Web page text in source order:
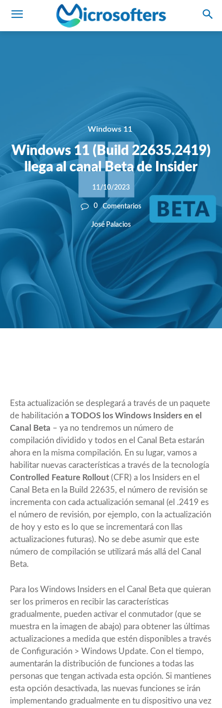
Windows 11
Windows 11 (Build 22635.2419)
llega al canal Beta de Insider
11/10/2023
0 Comentarios
José Palacios
Esta actualización se desplegará a través de un paquete
de habilitación a TODOS los Windows Insiders en el
Canal Beta – ya no tendremos un número de
compilación dividido y todos en el Canal Beta estarán
ahora en la misma compilación. En su lugar, vamos a
habilitar nuevas características a través de la tecnología
Controlled Feature Rollout (CFR) a los Insiders en el
Canal Beta en la Build 22635, el número de revisión se
incrementa con cada actualización semanal (el .2419 es
el número de revisión, por ejemplo, con la actualización
de hoy y esto es lo que se incrementará con llas
actualizaciones futuras). No se debe asumir que este
número de compilación se utilizará más allá del Canal
Beta.
Para los Windows Insiders en el Canal Beta que quieran
ser los primeros en recibir las características
gradualmente, pueden activar el conmutador (que se
muestra en la imagen de abajo) para obtener las últimas
actualizaciones a medida que estén disponibles a través
de Configuración > Windows Update. Con el tiempo,
aumentarán la distribución de funciones a todas las
personas que tengan activada esta opción. Si mantienes
esta opción desactivada, las nuevas funciones se irán
implementando gradualmente en tu dispositivo una vez